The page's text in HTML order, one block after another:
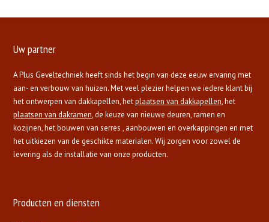
Uw partner
A Plus Geveltechniek heeft sinds het begin van deze eeuw ervaring met
aan- en verbouw van huizen. Met veel plezier helpen we iedere klant bij
het ontwerpen van dakkapellen, hetplaatsen van dakkapellen, het
plaatsen van dakramen, de keuze van nieuwe deuren, ramen en
kozijnen, het bouwen van serres , aanbouwen en overkappingen en met
het uitkiezen van de geschikte materialen. Wij zorgen voor zowel de
levering als de installatie van onze producten.
Producten en diensten